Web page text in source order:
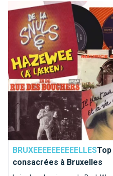
BRUXEEEEEEEEEELLES
consacrées à Bruxelles
Top 10 des chansons